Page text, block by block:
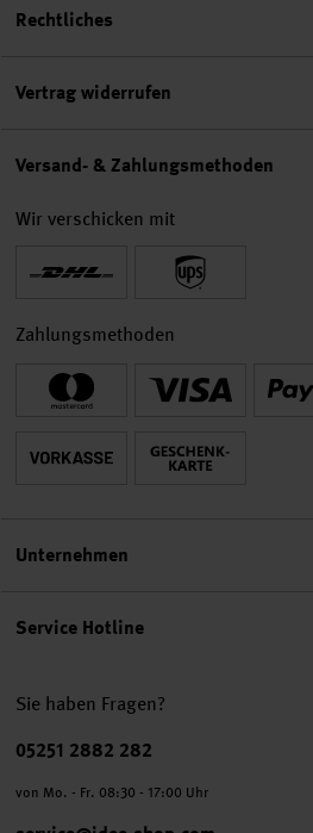
Service Hotline
Sie haben Fragen?
Telefonnummer
05251 2882 282
von Mo. - Fr. 08:30 - 17:00 Uhr
Rechtliches
Vertrag widerrufen
Versand- & Zahlungsmethoden
Wir verschicken mit
Zahlungsmethoden
Unternehmen